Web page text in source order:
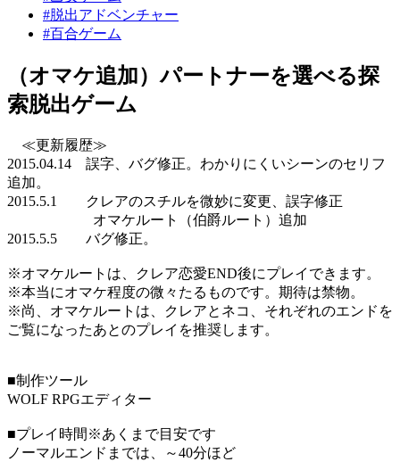
#脱出アドベンチャー
#百合ゲーム
（オマケ追加）パートナーを選べる探
索脱出ゲーム
≪更新履歴≫
2015.04.14 誤字、バグ修正。わかりにくいシーンのセリフ
追加。
2015.5.1 クレアのスチルを微妙に変更、誤字修正
オマケルート（伯爵ルート）追加
2015.5.5 バグ修正。
※オマケルートは、クレア恋愛END後にプレイできます。
※本当にオマケ程度の微々たるものです。期待は禁物。
※尚、オマケルートは、クレアとネコ、それぞれのエンドを
ご覧になったあとのプレイを推奨します。
■制作ツール
WOLF RPGエディター
■プレイ時間※あくまで目安です
ノーマルエンドまでは、～40分ほど